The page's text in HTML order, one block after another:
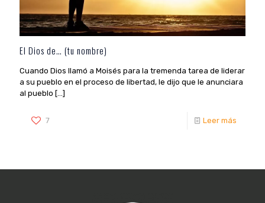
El Dios de… (tu nombre)
Cuando Dios llamó a Moisés para la tremenda tarea de liderar
a su pueblo en el proceso de libertad, le dijo que le anunciara
al pueblo […]
7 Leer más